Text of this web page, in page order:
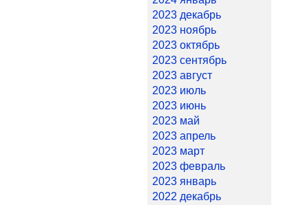
2023 декабрь
2023 ноябрь
2023 октябрь
2023 сентябрь
2023 август
2023 июль
2023 июнь
2023 май
2023 апрель
2023 март
2023 февраль
2023 январь
2022 декабрь